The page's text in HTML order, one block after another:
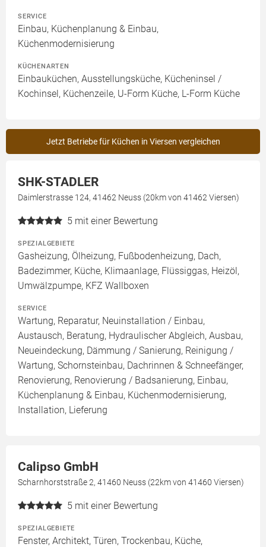
SERVICE
Einbau, Küchenplanung & Einbau,
Küchenmodernisierung
KÜCHENARTEN
Einbauküchen, Ausstellungsküche, Kücheninsel /
Kochinsel, Küchenzeile, U-Form Küche, L-Form Küche
Jetzt Betriebe für Küchen in Viersen vergleichen
SHK-STADLER
Daimlerstrasse 124, 41462 Neuss (20km von 41462 Viersen)
5 mit einer Bewertung
SPEZIALGEBIETE
Gasheizung, Ölheizung, Fußbodenheizung, Dach,
Badezimmer, Küche, Klimaanlage, Flüssiggas, Heizöl,
Umwälzpumpe, KFZ Wallboxen
SERVICE
Wartung, Reparatur, Neuinstallation / Einbau,
Austausch, Beratung, Hydraulischer Abgleich, Ausbau,
Neueindeckung, Dämmung / Sanierung, Reinigung /
Wartung, Schornsteinbau, Dachrinnen & Schneefänger,
Renovierung, Renovierung / Badsanierung, Einbau,
Küchenplanung & Einbau, Küchenmodernisierung,
Installation, Lieferung
Calipso GmbH
Scharnhorststraße 2, 41460 Neuss (22km von 41460 Viersen)
5 mit einer Bewertung
SPEZIALGEBIETE
Fenster, Architekt, Türen, Trockenbau, Küche,